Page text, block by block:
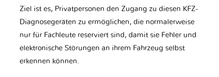
Ziel ist es, Privatpersonen den Zugang zu diesen KFZ-
Diagnosegeräten zu ermöglichen, die normalerweise
nur für Fachleute reserviert sind, damit sie Fehler und
elektronische Störungen an ihrem Fahrzeug selbst
erkennen können.